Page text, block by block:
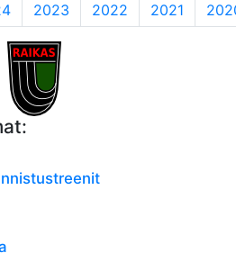
2023 2022 2021